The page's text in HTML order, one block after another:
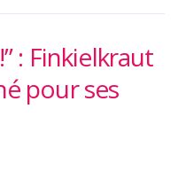
: Finkielkraut
pour ses